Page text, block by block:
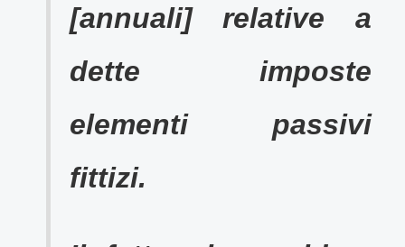
[annuali] relative a
dette imposte
elementi passivi
fittizi.